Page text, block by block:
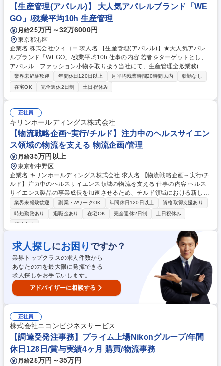
コミュニケーションがメインとなります。 最初は先輩社員が丁寧に指導
し、徐々に業務をお任せしていくので未経験の方も安心してスタートでき
ます。 募集職種 【東京/老舗メーカーの購買業務担当者】◆Fittyマスク◆
中国語必須◆未経験OK！
【生産管理(アパレル)】 大人気アパレルブランド「WE
GO」/残業平均10h 生産管理
月給25万円～32万6000円
東京都港区
企業名 株式会社ウィゴー 求人名 【生産管理(アパレル)】★大人気アパレ
ルブランド「WEGO」/残業平均10h 仕事の内容 若者をターゲットとし、
アパレル・ファッション小物を取り扱う当社にて、生産管理全般業務(工
場管理･指導/納期･品質管理等)をお任せいたします。 マストレンド商品
を、様々な生産戦略を通して安定した品質、低コストで供給出来る生産体
制を構築する事が当ポジションのミッションとなります。工場管理は本社
にて電話やWEBでのやり取りがメインとなりますが、必要に応じて工場へ
行っていただくこともございます。業務全体として、対外的なコミュニケ
ーションが多いポジションです。 募集職種 【生産管理(アパレル)】★大人
気アパレルブランド「WEGO」/残業平均10h
業界未経験歓迎 年間休日120日以上 月平均残業時間20時間以内
転勤なし
在宅OK
完全週休2日制 土日祝休み
正社員
キリンホールディングス株式会社
【物流戦略企画~実行/チルド】注力中のヘルスサイエン
ス領域の物流を支える 物流企画/管理
月給35万円以上
東京都中野区
企業名 キリンホールディングス株式会社 求人名 【物流戦略企画～実行/チ
ルド】注力中のヘルスサイエンス領域の物流を支える 仕事の内容 ヘルス
サイエンス製品の事業成長を加速させるため、チルド領域における新しい
流通モデルの構築が課題となっており、スペシャリストとして、戦略立案
から実行まで多岐にわたる業務をお任せできる方を募集します。 【詳細】
■事業戦略を踏まえた物流戦略の策定と実行 ■最適な生産需給・物流ネッ
及び連携 ■キリングループ外企業との物流協業の企画、実行 【キャリアパ
ス】将来的には、物流現場の深い知見と戦略的思考を兼ね備えた人材とし
て、他事業部門のマネジメント層へのキャリアアップも視野に入ります。
募集職種 【物流戦略企画～実行/チルド】注力中のヘルスサイエンス領域
の物流を支える
業界未経験歓迎 副業・WワークOK 年間休日120日以上
資格取得支援あり
時短勤務あり
退職金あり 在宅OK 完全週休2日制
土日祝休み
服装自由
求人探しにお困り ですか？
業界トップクラスの求人件数から
あなたの力を最大限に発揮できる
求人探しをお手伝いします。
アドバイザーに相談する
正社員
株式会社ニコンビジネスサービス
【調達受発注事務】プライム上場Nikonグループ/年間
休日128日/賞与実績4ヶ月 購買/物流事務
月給28万円～35万円